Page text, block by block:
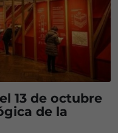
13 de octubre
de la